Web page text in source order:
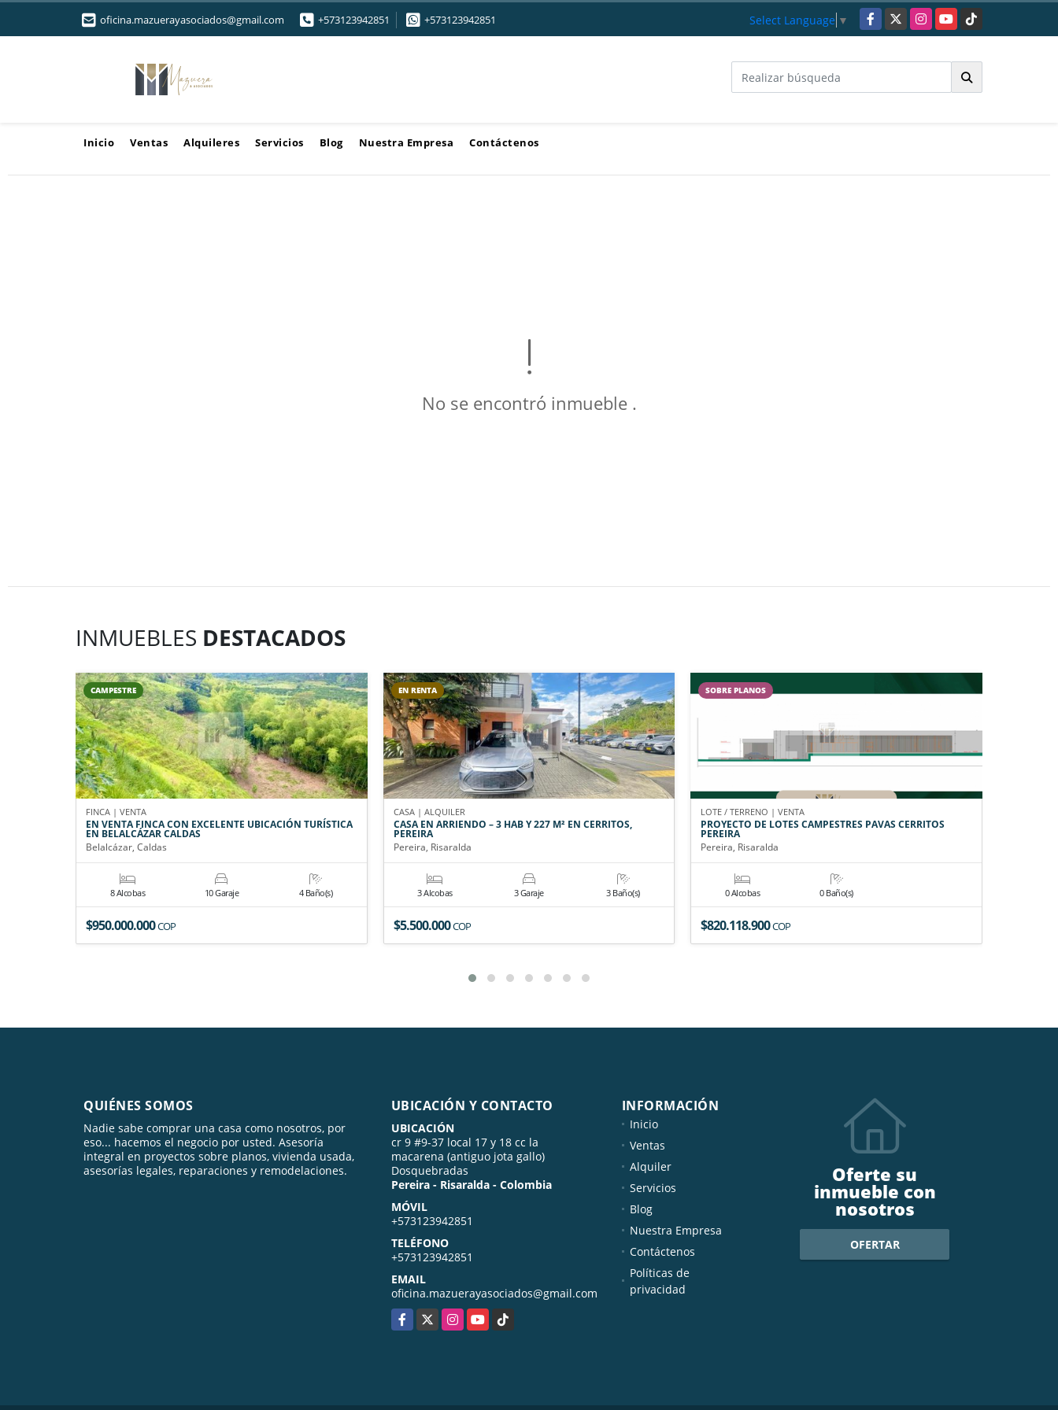
oficina.mazuerayasociados@gmail.com +573123942851 +573123942851 Select Language ▼ Facebook
X InstagramYouTubeTikTok
Inicio Ventas Alquileres Servicios Blog Nuestra Empresa Contáctenos
No se encontró inmueble .
INMUEBLES DESTACADOS
CAMPESTRE
FINCA | VENTA
EN VENTA FINCA CON EXCELENTE UBICACIÓN TURÍSTICA
EN BELALCÁZAR CALDAS
Belalcázar, Caldas
8 Alcobas 10 Garaje 4 Baño(s)
$950.000.000COP
EN RENTA
CASA | ALQUILER
CASA EN ARRIENDO – 3 HAB Y 227 M² EN CERRITOS,
PEREIRA
Pereira, Risaralda
3 Alcobas 3 Garaje 3 Baño(s)
$5.500.000COP
SOBRE PLANOS
LOTE / TERRENO | VENTA
PROYECTO DE LOTES CAMPESTRES PAVAS CERRITOS
PEREIRA
Pereira, Risaralda
0 Alcobas 0 Baño(s)
$820.118.900COP
QUIÉNES SOMOS
Nadie sabe comprar una casa como nosotros, por
eso... hacemos el negocio por usted. Asesoría
integral en proyectos sobre planos, vivienda usada,
asesorías legales, reparaciones y remodelaciones.
UBICACIÓN Y CONTACTO
UBICACIÓN
cr 9 #9-37 local 17 y 18 cc la
macarena (antiguo jota gallo)
Dosquebradas
Pereira - Risaralda - Colombia
MÓVIL
+573123942851
TELÉFONO
+573123942851
EMAIL
oficina.mazuerayasociados@gmail.com
Facebook
X InstagramYouTubeTikTok
INFORMACIÓN
Inicio
Ventas
Alquiler
Servicios
Blog
Nuestra Empresa
Contáctenos
Políticas de
privacidad
Oferte su
inmueble con
nosotros
OFERTAR